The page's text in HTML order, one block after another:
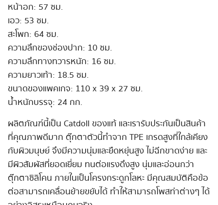
หน้าอก: 57 ซม.
เอว: 53 ซม.
สะโพก: 64 ซม.
ความลึกของช่องปาก: 10 ซม.
ความลึกทางทวารหนัก: 16 ซม.
ความยาวเท้า: 18.5 ซม.
ขนาดของแพคเกจ: 110 x 39 x 27 ซม.
น้ำหนักบรรจุ: 24 กก.
ผลิตภัณฑ์นี้เป็น Catdoll ของแท้ และเรารับประกันเป็นสินค้า
ที่คุณภาพดีมาก ตุ๊กตาตัวนี้ทำจาก TPE เกรดสูงที่ใกล้เคียง
กับผิวมนุษย์ จึงมีความนุ่มและยืดหยุ่นสูง ไม่ฉีกขาดง่าย และ
มีผิวสัมผัสที่ยอดเยี่ยม ทนต่อแรงดึงสูง นุ่มและอ่อนกว่า
ตุ๊กตาซิลิโคน ภายในเป็นโครงกระดูกโลหะ มีคุณสมบัติคือข้อ
ต่อสามารถเคลื่อนย้ายขยับได้ ทำให้สามารถโพสท่าต่างๆ ได้